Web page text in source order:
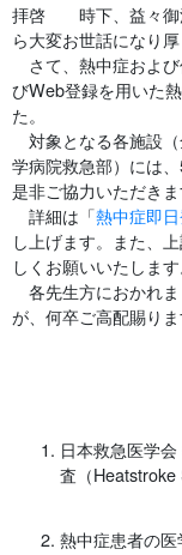
拝啓 時下、益々御
ら大変お世話になり
さて、熱中症およ
びWeb登録を用いた
た。
対象となる各施設
学病院救急部）には
是非ご協力いただき
詳細は「熱中症即
し上げます。また、
しくお願いいたします
各先生方におかれ
が、何卒ご高配賜り
日本救急医学
査（Heatstroke
熱中症患者の